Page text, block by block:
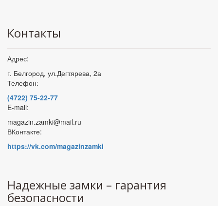
Контакты
Адрес:
г. Белгород, ул.Дегтярева, 2а
Телефон:
(4722) 75-22-77
E-mail:
magazin.zamki@mail.ru
ВКонтакте:
https://vk.com/magazinzamki
Надежные замки – гарантия
безопасности